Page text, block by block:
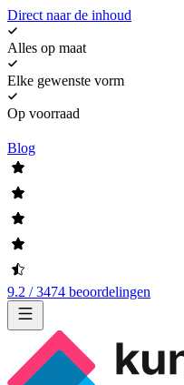
Direct naar de inhoud
Alles op maat
Elke gewenste vorm
Op voorraad
Blog
9.2 / 3474 beoordelingen